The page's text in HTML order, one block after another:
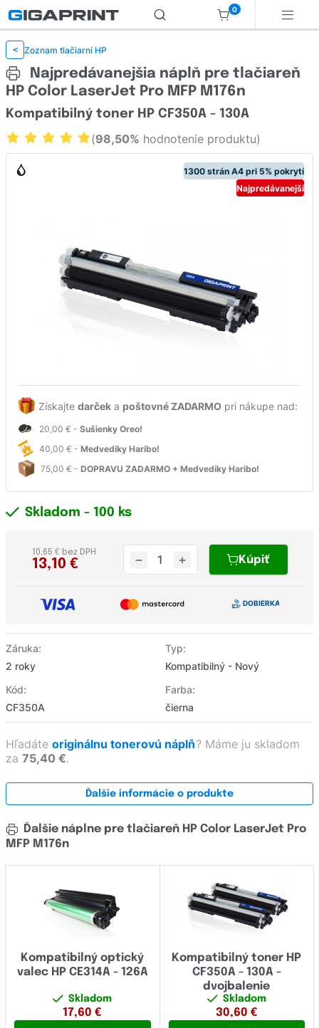
0
< Zoznam tlačiarní HP
Najpredávanejšia náplň pre tlačiareň
HP Color LaserJet Pro MFP M176n
1300 strán A4 pri 5% pokrytí
Najpredávanejší
Získajte darček a poštovné ZADARMO pri nákupe nad:
20,00 € - Sušienky Oreo!
40,00 € - Medvedíky Haribo!
75,00 € - DOPRAVU ZADARMO + Medvedíky Haribo!
Kompatibilný toner HP CF350A - 130A
(98,50% hodnotenie produktu)
Záruka:
2 roky
Typ:
Kompatibilný - Nový
Kód:
CF350A
Farba:
čierna
Skladom - 100 ks
13,10 €
10,65 € bez DPH
Kúpiť
Hľadáte originálnu tonerovú náplň? Máme ju skladom
za 75,40 €.
Ďalšie informácie o produkte
Ďalšie náplne pre tlačiareň HP Color LaserJet Pro
MFP M176n
Kompatibilný optický
valec HP CE314A - 126A
Skladom
17,60 €
Kompatibilný toner HP
CF350A - 130A -
dvojbalenie
Skladom
30,60 €